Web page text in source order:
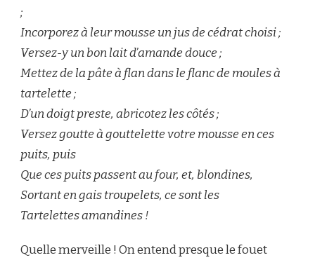
;
Incorporez à leur mousse un jus de cédrat choisi ;
Versez-y un bon lait d’amande douce ;
Mettez de la pâte à flan dans le flanc de moules à
tartelette ;
D’un doigt preste, abricotez les côtés ;
Versez goutte à gouttelette votre mousse en ces
puits, puis
Que ces puits passent au four, et, blondines,
Sortant en gais troupelets, ce sont les
Tartelettes amandines !
Quelle merveille ! On entend presque le fouet